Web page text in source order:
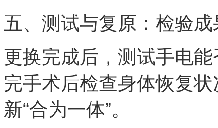
五、测试与复原：检验成
更换完成后，测试手电
完手术后检查身体恢复
新“合为一体”。